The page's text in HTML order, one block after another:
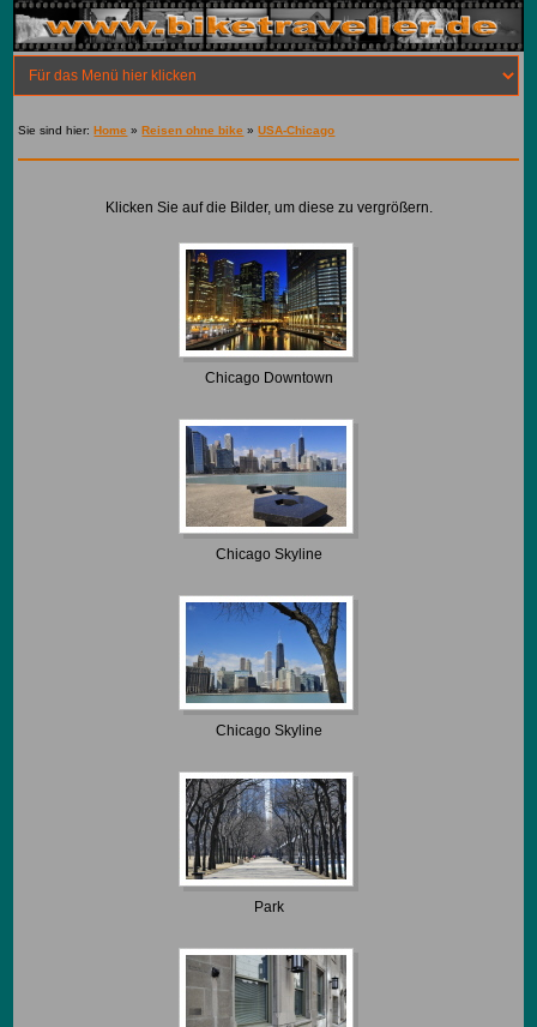
Sie sind hier:Home »Reisen ohne bike »USA-Chicago
Klicken Sie auf die Bilder, um diese zu vergrößern.
Chicago Downtown
Chicago Skyline
Chicago Skyline
Park